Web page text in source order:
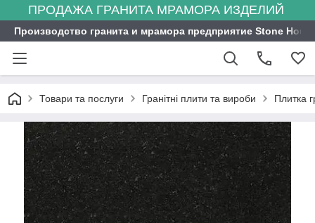
ПРОДАЖА ГРАНИТА МРАМОРА ИЗДЕЛИЙ
Производство гранита и мрамора предприятие Stone
Товари та послуги Гранітні плити та вироби Плитка